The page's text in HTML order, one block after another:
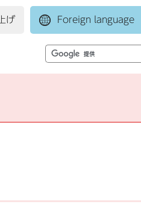
げ Foreign language